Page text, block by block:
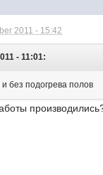
2011 - 15:42
- 11:01:
без подогрева полов